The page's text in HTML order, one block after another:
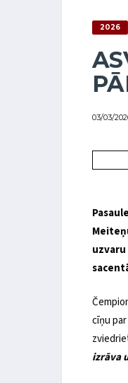
2026
03/03/
cīņu
izrāva